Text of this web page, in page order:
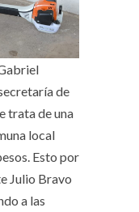
de
trata de una
local
Esto por
Julio Bravo
a las